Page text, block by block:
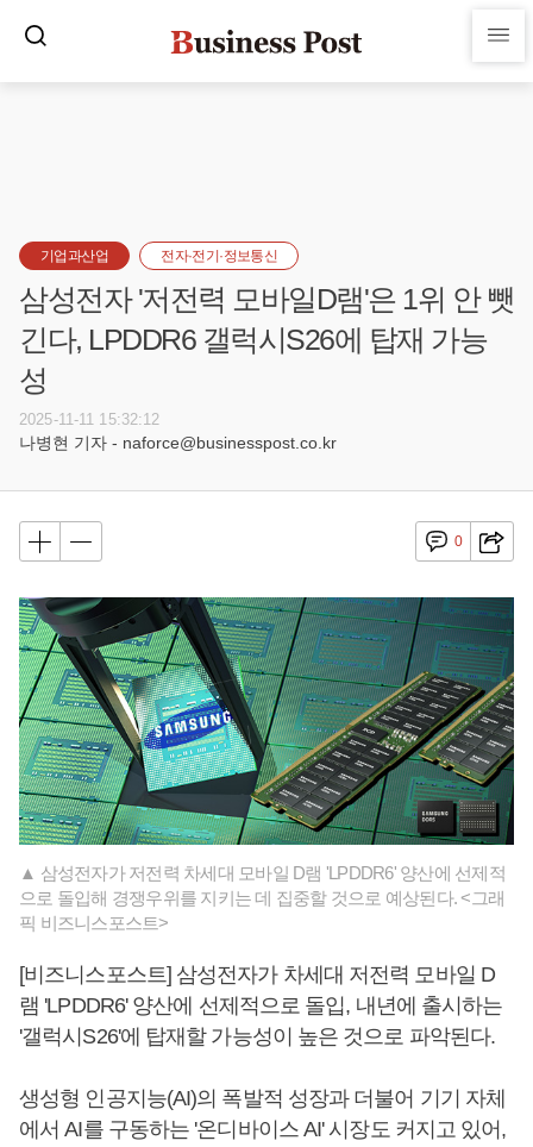
기업과산업 전자·전기·정보통신
삼성전자 '저전력 모바일D램'은 1위 안 뺏
긴다, LPDDR6 갤럭시S26에 탑재 가능
성
2025-11-11 15:32:12
나병현 기자 - naforce@businesspost.co.kr
0
▲ 삼성전자가 저전력 차세대 모바일 D램 'LPDDR6' 양산에 선제적
으로 돌입해 경쟁우위를 지키는 데 집중할 것으로 예상된다. <그래
픽 비즈니스포스트>
[비즈니스포스트] 삼성전자가 차세대 저전력 모바일 D
램 'LPDDR6' 양산에 선제적으로 돌입, 내년에 출시하는
'갤럭시S26'에 탑재할 가능성이 높은 것으로 파악된다.
생성형 인공지능(AI)의 폭발적 성장과 더불어 기기 자체
에서 AI를 구동하는 '온디바이스 AI' 시장도 커지고 있어,